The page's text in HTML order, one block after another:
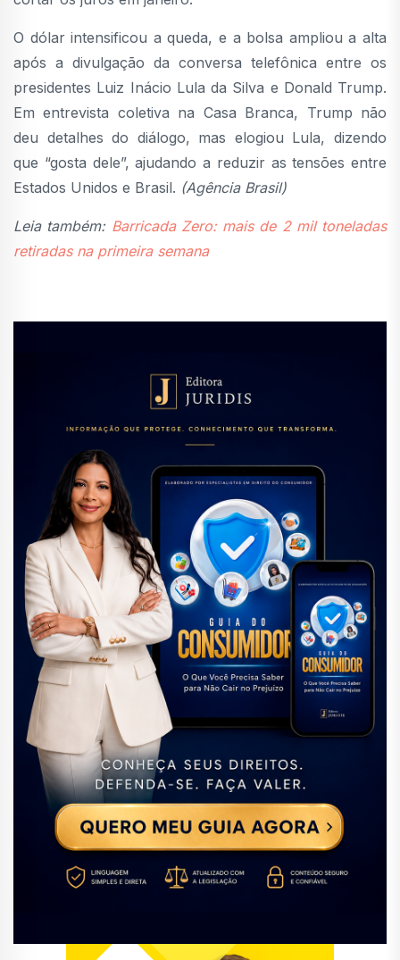
O dólar intensificou a queda, e a bolsa ampliou a alta
após a divulgação da conversa telefônica entre os
presidentes Luiz Inácio Lula da Silva e Donald Trump.
Em entrevista coletiva na Casa Branca, Trump não
deu detalhes do diálogo, mas elogiou Lula, dizendo
que “gosta dele”, ajudando a reduzir as tensões entre
Estados Unidos e Brasil. (Agência Brasil)
Leia também: Barricada Zero: mais de 2 mil toneladas
retiradas na primeira semana